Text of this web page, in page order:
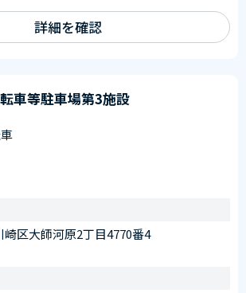
詳細を確認
車等駐車場第3施設
所】
区大師河原2丁目4770番4